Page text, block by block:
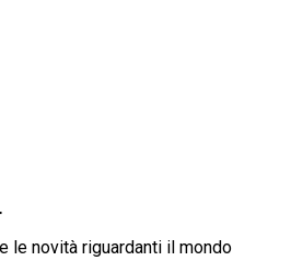
le novità riguardanti il mondo